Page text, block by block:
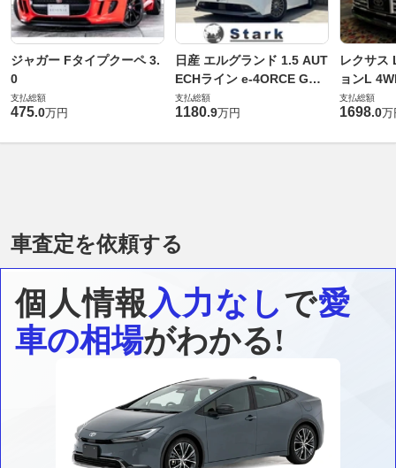
ジャガー Fタイプクーペ 3.
0
支払総額
475.0万円
日産 エルグランド 1.5 AUT
ECHライン e-4ORCE Gス
ペック 4WD
支払総額
1180.9万円
レクサス
ョンL
支払総額
1698.0万
車査定を依頼する
個人情報入力なしで愛
車の相場がわかる!